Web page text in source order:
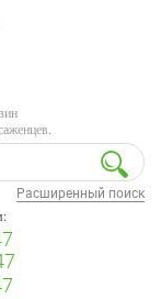
Расширенный поиск